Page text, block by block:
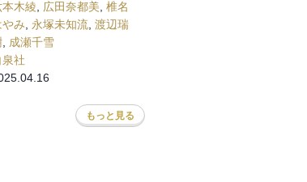
本木綾, 広田奈都美, 椎名
やみ, 永塚未知流, 渡辺瑞
, 成瀬千雪
泉社
もっと見る